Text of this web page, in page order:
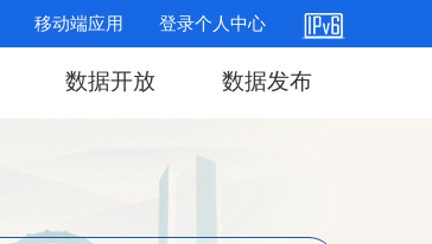
移动端应用 登录个人中心
数据开放 数据发布